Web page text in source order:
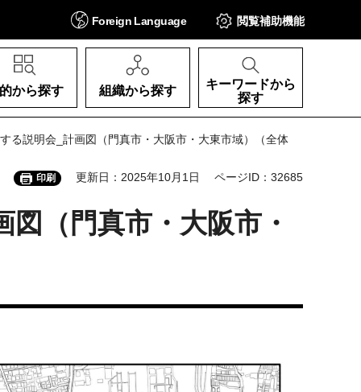
Foreign Language 閲覧補助機能
から探す 組織から探す
キーワードから
探す
る説明会_計画図（門真市・大阪市・大東市域）（全体
印刷 更新日：2025年10月1日 ページID：32685
（門真市・大阪市・